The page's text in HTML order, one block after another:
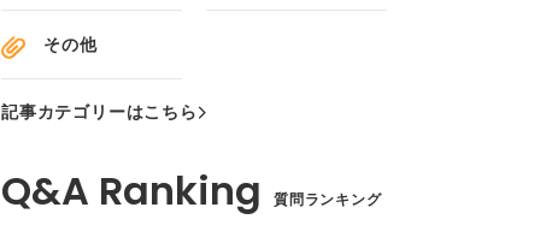
その他
記事カテゴリーはこちら
質問ランキング